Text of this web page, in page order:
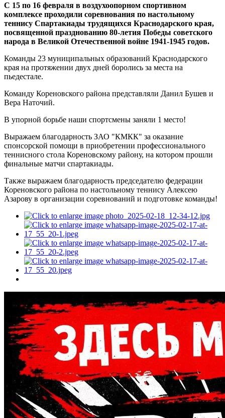
С 15 по 16 февраля в воздухоопорном спортивном
комплексе проходили соревнования по настольному
теннису Спартакиады трудящихся Краснодарского края,
посвященной празднованию 80-летия Победы советского
народа в Великой Отечественной войне 1941-1945 годов.
Команды 23 муниципальных образований Краснодарского
края на протяжении двух дней боролись за места на
пьедестале.
Команду Кореновского района представляли Данил Бушев и
Вера Наточий.
В упорной борьбе наши спортсмены заняли 1 место!
Выражаем благодарность ЗАО "КМКК" за оказание
спонсорской помощи в приобретении профессионального
теннисного стола Кореновскому району, на котором прошли
финальные матчи спартакиады.
Также выражаем благодарность председателю федерации
Кореновского района по настольному теннису Алексею
Азарову в организации соревнований и подготовке команды!